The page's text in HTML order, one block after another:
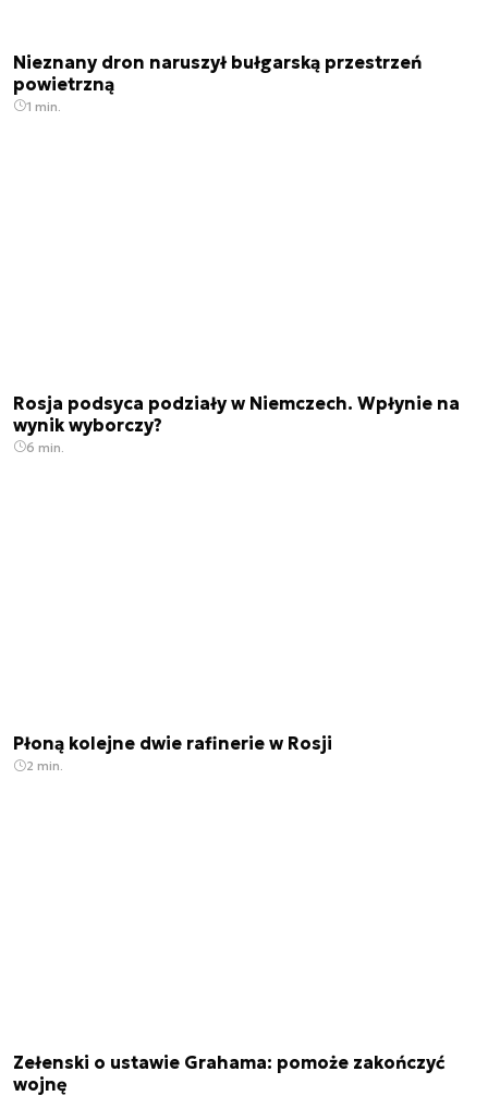
Nieznany dron naruszył bułgarską przestrzeń
powietrzną
1 min.
Rosja podsyca podziały w Niemczech. Wpłynie na
wynik wyborczy?
6 min.
Płoną kolejne dwie rafinerie w Rosji
2 min.
Zełenski o ustawie Grahama: pomoże zakończyć
wojnę